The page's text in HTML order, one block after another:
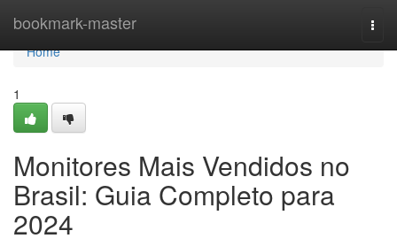
bookmark-master
Home
Home
1
Monitores Mais Vendidos no
Brasil: Guia Completo para
2024